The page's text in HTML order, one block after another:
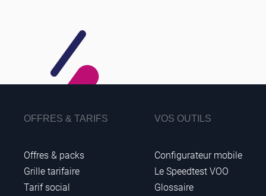
OFFRES & TARIFS
Offres & packs
Grille tarifaire
Tarif social
VOS OUTILS
Configurateur mobile
Le Speedtest VOO
Glossaire